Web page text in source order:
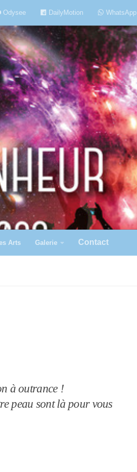
Odysee DailyMotion WhatsApp
Arts Galerie Contact
à outrance !
peau sont là pour vous